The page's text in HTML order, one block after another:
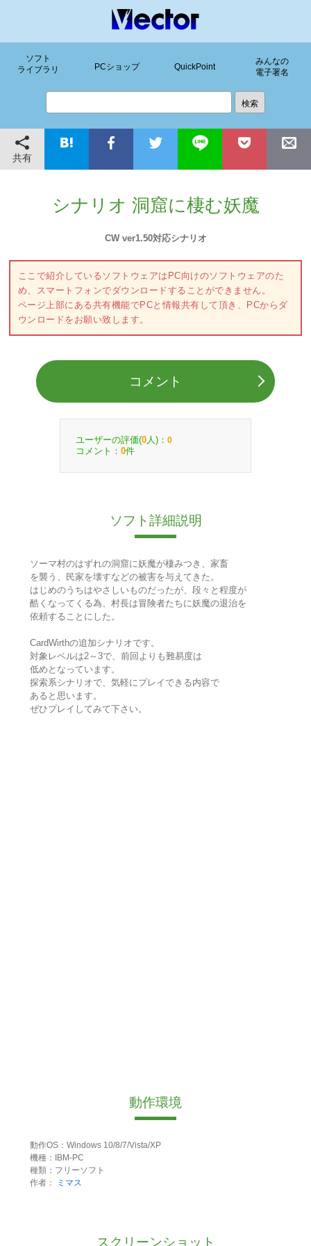
ソフト
ライブラリ
PCショップ QuickPoint
みんなの
電子署名
共有
シナリオ 洞窟に棲む妖魔
CW ver1.50対応シナリオ
ここで紹介しているソフトウェアはPC向けのソフトウェアのた
め、スマートフォンでダウンロードすることができません。
ページ上部にある共有機能でPCと情報共有して頂き、PCからダ
ウンロードをお願い致します。
コメント
ユーザーの評価(0 人)： 0
コメント： 0件
ソフト詳細説明
ソーマ村のはずれの洞窟に妖魔が棲みつき、家畜
を襲う、民家を壊すなどの被害を与えてきた。
はじめのうちはやさしいものだったが、段々と程度が
酷くなってくる為、村長は冒険者たちに妖魔の退治を
依頼することにした。
CardWirthの追加シナリオです。
対象レベルは2～3で、前回よりも難易度は
低めとなっています。
探索系シナリオで、気軽にプレイできる内容で
あると思います。
ぜひプレイしてみて下さい。
動作環境
動作OS：Windows 10/8/7/Vista/XP
機種：IBM-PC
種類：フリーソフト
作者：
ミマス
スクリーンショット